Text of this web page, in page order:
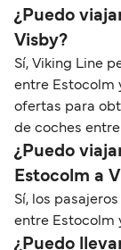
¿Puedo
Visby?
Sí, Viking Line
entre Estocolm
ofertas para
de coches
¿Puedo
Estocolm a
Sí, los
entre Estocolm
¿Puedo